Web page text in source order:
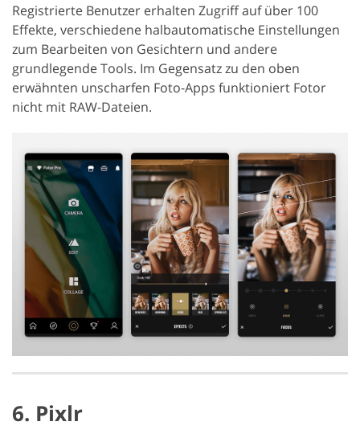
Registrierte Benutzer erhalten Zugriff auf über 100
Effekte, verschiedene halbautomatische Einstellungen
zum Bearbeiten von Gesichtern und andere
grundlegende Tools. Im Gegensatz zu den oben
erwähnten unscharfen Foto-Apps funktioniert Fotor
nicht mit RAW-Dateien.
6. Pixlr